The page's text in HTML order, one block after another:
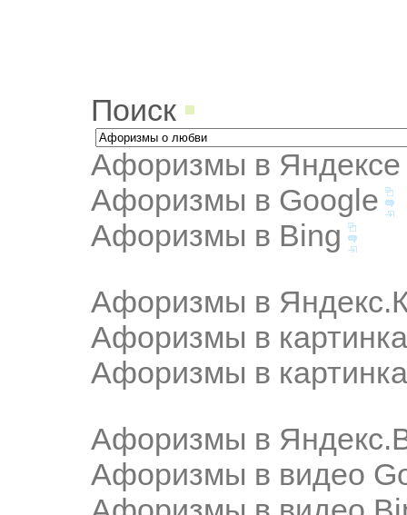
Поиск
Афоризмы в Яндексе
Афоризмы в Google
Афоризмы в Bing
Афоризмы в
Афоризмы в
Афоризмы в
Афоризмы в
Афоризмы в видео